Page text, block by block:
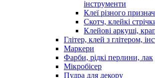
інструменти
Клеї різного
Скотч, клейкі
Клейові аркуші,
Глітер, клей з глітером,
Маркери
Фарби, рідкі перлини, лак
Мікробісер
Пудра для декору